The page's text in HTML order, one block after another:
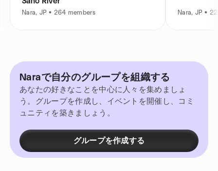
Nara, JP • 264 members Nara, JP •
Naraで自分のグループを組織する
あなたの好きなことを中心に人々を集めましょ
う。グループを作成し、イベントを開催し、コミ
ュニティを築きましょう。
グループを作成する